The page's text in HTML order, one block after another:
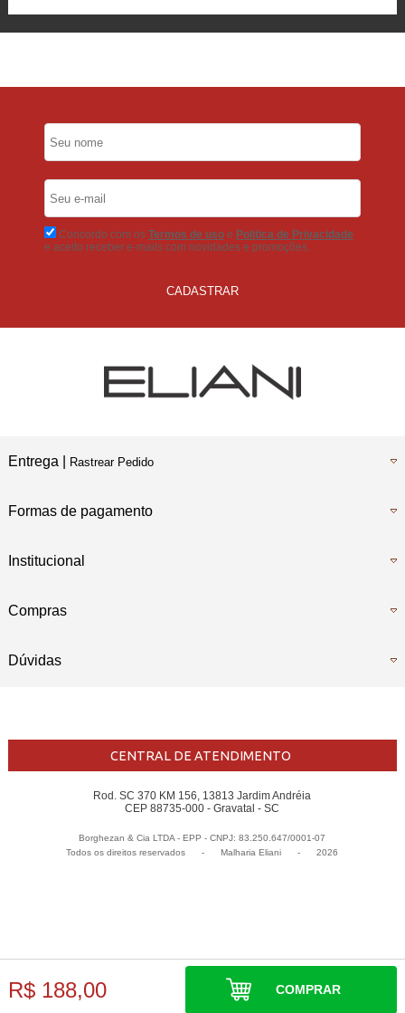
Concordo com os Termos de usoe Politica de Privacidade
e aceito receber e-mails com novidades e promoções.
CADASTRAR
Entrega | Rastrear Pedido
Formas de pagamento
Institucional
Compras
Dúvidas
CENTRAL DE ATENDIMENTO
Rod. SC 370 KM 156, 13813 Jardim Andréia
CEP 88735-000 - Gravatal - SC
Borghezan & Cia LTDA - EPP - CNPJ: 83.250.647/0001-07
Todos os direitos reservados
- Malharia Eliani - 2026
R$ 188,00 COMPRAR